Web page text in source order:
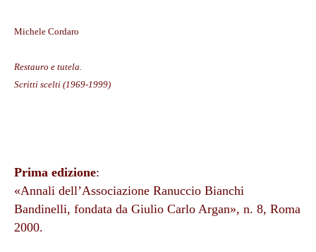
Michele Cordaro
Restauro e tutela.
Scritti scelti (1969-1999)
Prima edizione:
«Annali dell’Associazione Ranuccio Bianchi
Bandinelli, fondata da Giulio Carlo Argan», n. 8, Roma
2000.